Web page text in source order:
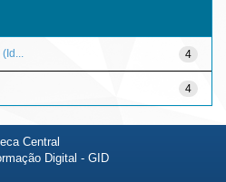
4
4
Central
Digital - GID